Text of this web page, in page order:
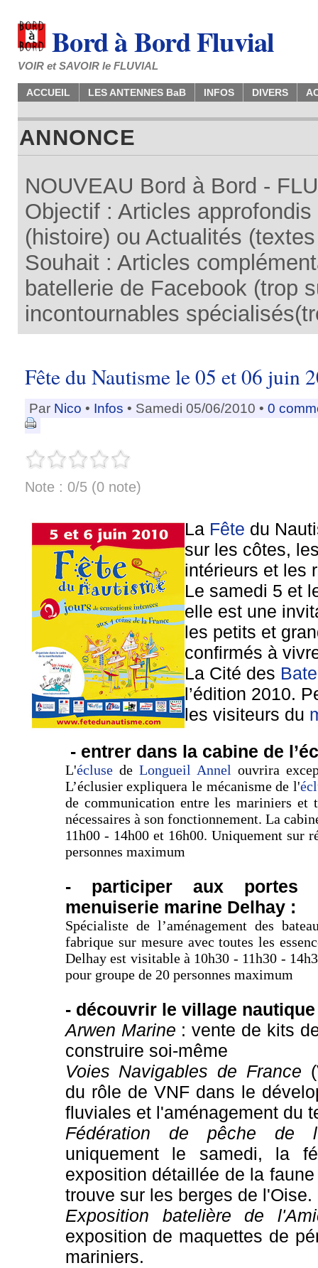
Bord à Bord Fluvial
VOIR et SAVOIR le FLUVIAL
ACCUEIL LES ANTENNES BaB INFOS DIVERS
ANNONCE
NOUVEAU Bord à Bord -
Objectif : Articles
(histoire) ou Actualités
Souhait : Articles
batellerie de Facebook (trop
incontournables
Fête du Nautisme le 05 et 06 juin
Par Nico • Infos • Samedi 05/06/2010 • 0
Note : 0/5 (0 note)
La Fête du
sur les côtes,
intérieurs et les
Le samedi 5 et
elle est une
les petits et
confirmés à
La Cité des
l’édition 2010.
les visiteurs du
- entrer dans la cabine de
L'éclusede Longueil Annel ouvrira
L’éclusier expliquera le mécanisme de l'
de communication entre les mariniers et
nécessaires à son fonctionnement. La
11h00 - 14h00 et 16h00. Uniquement sur
personnes maximum
- participer aux portes
menuiserie marine Delhay :
Spécialiste de l’aménagement des
fabrique sur mesure avec toutes les
Delhay est visitable à 10h30 - 11h30 -
pour groupe de 20 personnes maximum
- découvrir le village
Arwen Marine : vente de kits
construire soi-même
Voies Navigables de France
du rôle de VNF dans le
fluviales et l'aménagement du
Fédération de pêche de
uniquement le samedi, la
exposition détaillée de la
trouve sur les berges de l'Oise.
Exposition batelière de
exposition de maquettes de
mariniers.